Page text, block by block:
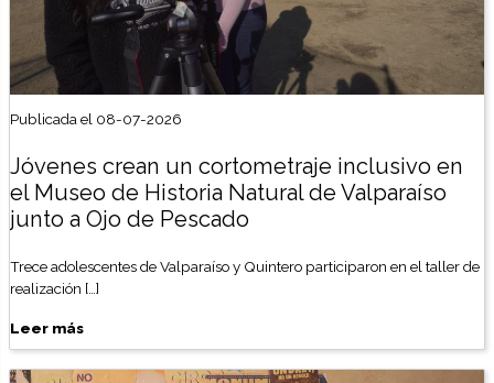
Publicada el 08-07-2026
Jóvenes crean un cortometraje inclusivo en
el Museo de Historia Natural de Valparaíso
junto a Ojo de Pescado
Trece adolescentes de Valparaíso y Quintero participaron en el taller de
realización […]
Leer más